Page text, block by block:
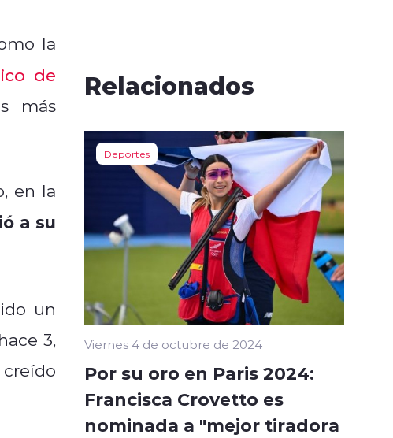
la
de
más
en la
a su
un
3,
Relacionados
Deportes
Viernes 4 de octubre de 2024
Por su oro en Paris 2024:
Francisca Crovetto es
nominada a "mejor tiradora